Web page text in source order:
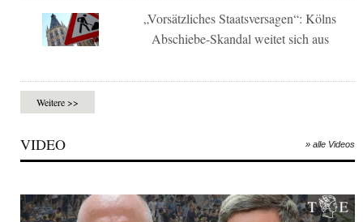
„Vorsätzliches Staatsversagen“: Kölns
Abschiebe-Skandal weitet sich aus
Weitere >>
VIDEO » alle Videos